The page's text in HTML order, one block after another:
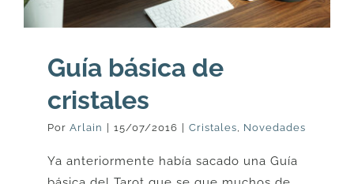
Guía básica de
cristales
Por Arlain | 15/07/2016 | Cristales Novedades
Ya anteriormente había sacado una Guía